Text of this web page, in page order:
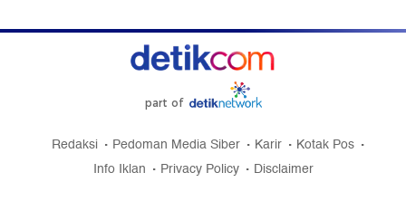
part of
Redaksi Pedoman Media Siber Karir
Kotak Pos
Info Iklan
Privacy Policy Disclaimer